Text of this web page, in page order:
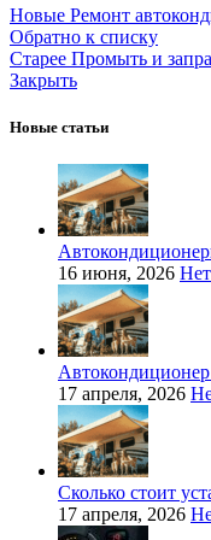
Новые Ремонт
Обратно к списку
Старее Промыть и
Закрыть
Новые статьи
16 июня, 2026
17 апреля, 2026
Сколько стоит
17 апреля, 2026